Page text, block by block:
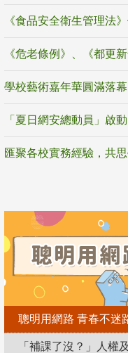
《食品安全衛生管理法
《危老條例》、《都更
「夏日網安總動員」啟
匯聚各校實務經驗，共
聰明用網路 青春不迷
「補課了沒？」人權